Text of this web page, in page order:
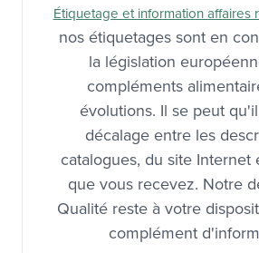
Étiquetage et information affaires
nos étiquetages sont en
la législation
compléments
évolutions. Il se peut
décalage entre les
catalogues, du site Internet
que vous recevez. Notre
Qualité reste à votre
complément